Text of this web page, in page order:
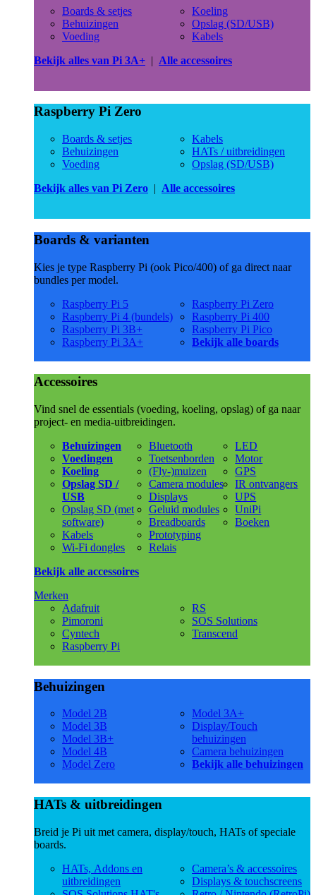
Boards & setjes
Behuizingen
Voeding
Koeling
Opslag (SD/USB)
Kabels
Bekijk alles van Pi 3A+ | Alle accessoires
Raspberry Pi Zero
Boards & setjes
Behuizingen
Voeding
Kabels
HATs / uitbreidingen
Opslag (SD/USB)
Bekijk alles van Pi Zero | Alle accessoires
Boards & varianten
Kies je type Raspberry Pi (ook Pico/400) of ga direct naar
bundles per model.
Raspberry Pi 5
Raspberry Pi 4 (bundels)
Raspberry Pi 3B+
Raspberry Pi 3A+
Raspberry Pi Zero
Raspberry Pi 400
Raspberry Pi Pico
Bekijk alle boards
Accessoires
Vind snel de essentials (voeding, koeling, opslag) of ga naar
project- en media-uitbreidingen.
Behuizingen
Voedingen
Koeling
Opslag SD /
USB
Opslag SD (met
software)
Kabels
Wi-Fi dongles
Bluetooth
Toetsenborden
(Fly-)muizen
Camera modules
Displays
Geluid modules
Breadboards
Prototyping
Relais
LED
Motor
GPS
IR ontvangers
UPS
UniPi
Boeken
Bekijk alle accessoires
Merken
Adafruit
Pimoroni
Cyntech
Raspberry Pi
RS
SOS Solutions
Transcend
Behuizingen
Model 2B
Model 3B
Model 3B+
Model 4B
Model Zero
Model 3A+
Display/Touch
behuizingen
Camera behuizingen
Bekijk alle behuizingen
HATs & uitbreidingen
Breid je Pi uit met camera, display/touch, HATs of speciale
boards.
HATs, Addons en
uitbreidingen
Camera’s & accessoires
Displays & touchscreens